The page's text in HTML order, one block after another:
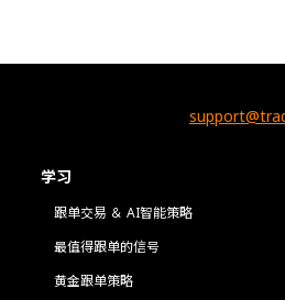
学习
跟单交易 ＆ AI智能策略
最值得跟单的信号
黄金跟单策略